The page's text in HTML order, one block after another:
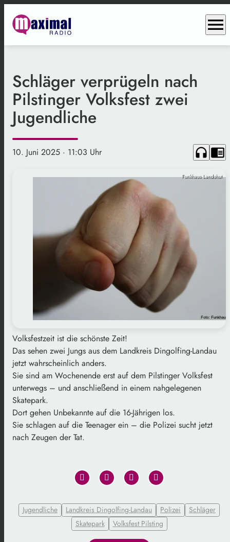
menu
Schläger verprügeln nach
Pilstinger Volksfest zwei
Jugendliche
10. Juni 2025 · 11:03 Uhr headphones chrome_reader_mode
Funkhaus Landshut
Volksfestzeit ist die schönste Zeit!
Das sehen zwei Jungs aus dem Landkreis Dingolfing-Landau
jetzt wahrscheinlich anders.
Sie sind am Wochenende erst auf dem Pilstinger Volksfest
unterwegs – und anschließend in einem nahgelegenen
Skatepark.
Dort gehen Unbekannte auf die 16-Jährigen los.
Sie schlagen auf die Teenager ein – die Polizei sucht jetzt
nach Zeugen der Tat.
Jugendliche Landkreis Dingolfing-Landau Polizei
Schläger
Skatepark
Volksfest Pilsting